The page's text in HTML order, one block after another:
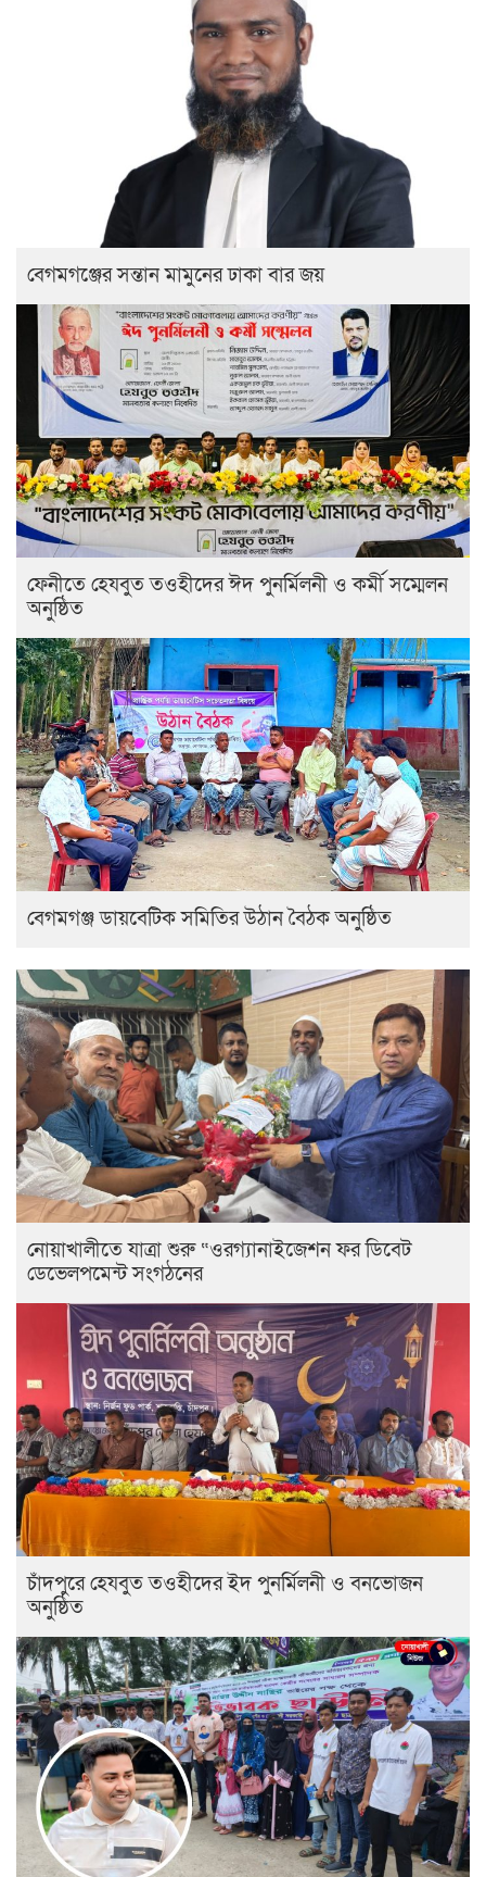
বেগমগঞ্জের সন্তান মামুনের ঢাকা বার জয়
ফেনীতে হেযবুত তওহীদের ঈদ পুনর্মিলনী ও কর্মী সম্মেলন
অনুষ্ঠিত
বেগমগঞ্জ ডায়বেটিক সমিতির উঠান বৈঠক অনুষ্ঠিত
নোয়াখালীতে যাত্রা শুরু “ওরগ্যানাইজেশন ফর ডিবেট
ডেভেলপমেন্ট সংগঠনের
চাঁদপুরে হেযবুত তওহীদের ইদ পুনর্মিলনী ও বনভোজন
অনুষ্ঠিত